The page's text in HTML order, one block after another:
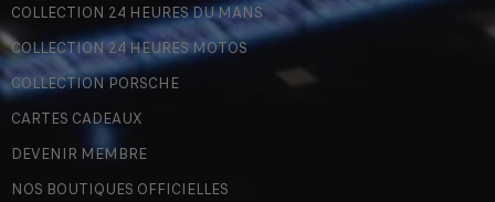
COLLECTION 24 HEURES DU MANS
COLLECTION 24 HEURES MOTOS
COLLECTION PORSCHE
CARTES CADEAUX
DEVENIR MEMBRE
NOS BOUTIQUES OFFICIELLES